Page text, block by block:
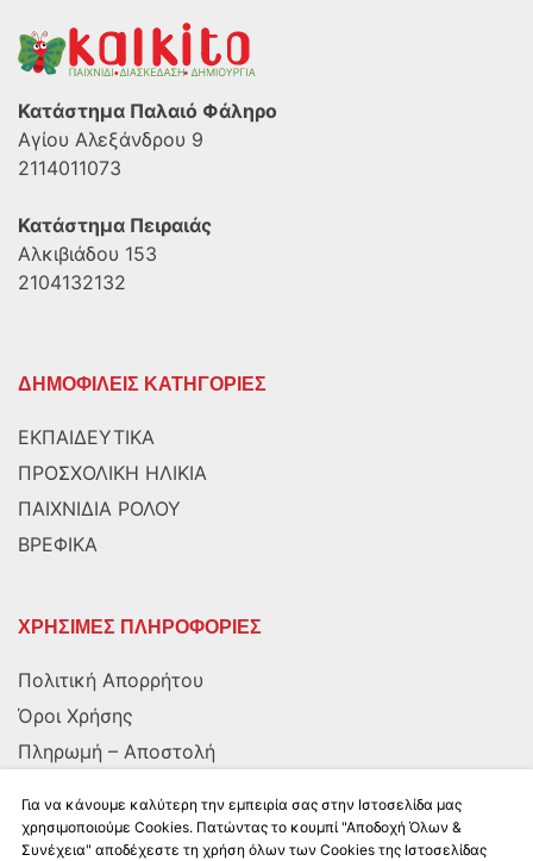
Κατάστημα Παλαιό Φάληρο
Αγίου Αλεξάνδρου 9
2114011073
Κατάστημα Πειραιάς
Αλκιβιάδου 153
2104132132
ΔΗΜΟΦΙΛΕΙΣ ΚΑΤΗΓΟΡΙΕΣ
ΕΚΠΑΙΔΕΥΤΙΚΑ
ΠΡΟΣΧΟΛΙΚΗ ΗΛΙΚΙΑ
ΠΑΙΧΝΙΔΙΑ ΡΟΛΟΥ
ΒΡΕΦΙΚΑ
ΧΡΗΣΙΜΕΣ ΠΛΗΡΟΦΟΡΙΕΣ
Πολιτική Απορρήτου
Όροι Χρήσης
Πληρωμή – Αποστολή
Για να κάνουμε καλύτερη την εμπειρία σας στην Ιστοσελίδα μας
χρησιμοποιούμε Cookies. Πατώντας το κουμπί "Αποδοχή Όλων &
Συνέχεια" αποδέχεστε τη χρήση όλων των Cookies της Ιστοσελίδας